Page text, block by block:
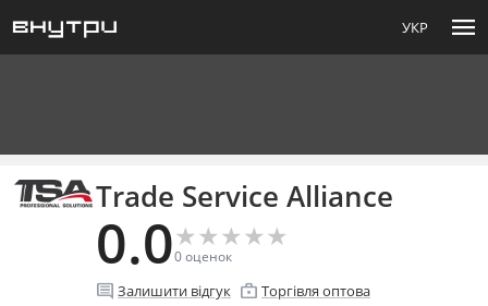
УКР menu
Trade Service Alliance
0.0★
★★
★★
★★
★★
★
0оценок
comment Залишити відгук enterprise Торгівля оптова